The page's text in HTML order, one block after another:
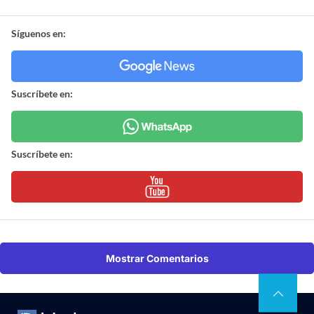
Síguenos en:
Suscríbete en:
Suscríbete en:
Mostrar Comentarios